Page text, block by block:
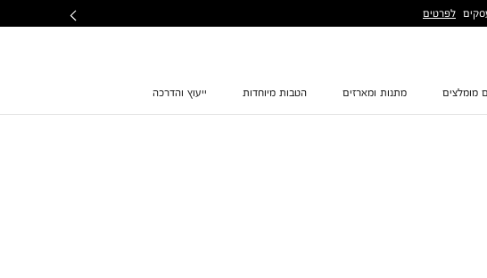
לפרטים
מומלצים מתנות ומארזים הטבות מיוחדות ייעוץ והדרכה